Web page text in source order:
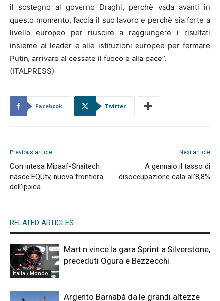
il sostegno al governo Draghi, perchè vada avanti in
questo momento, faccia il suo lavoro e perchè sia forte a
livello europeo per riuscire a raggiungere i risultati
insieme ai leader e alle istituzioni europee per fermare
Putin, arrivare al cessate il fuoco e alla pace”.
(ITALPRESS).
Facebook Twitter
Previous article
Con intesa Mipaaf-Snaitech
nasce EQUtv, nuova frontiera
dell’ippica
Next article
A gennaio il tasso di
disoccupazione cala all’8,8%
RELATED ARTICLES
Italia / Mondo
Martin vince la gara Sprint a Silverstone,
preceduti Ogura e Bezzecchi
Argento Barnabà dalle grandi altezze